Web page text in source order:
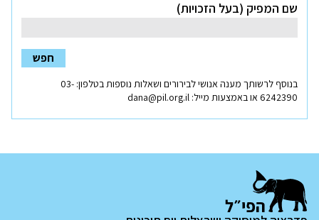
שם המפיק (בעל הזכויות)
חפש
בנוסף לרשותך מענה אנושי לבירורים ושאלות נוספות בטלפון: 03-
6242390 או באמצעות מייל: dana@pil.org.il
חדש